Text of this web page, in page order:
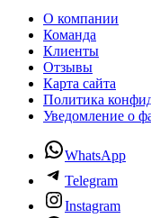
О компании
Команда
Клиенты
Отзывы
Карта сайта
Политика
Уведомление о
WhatsApp
Telegram
Instagram